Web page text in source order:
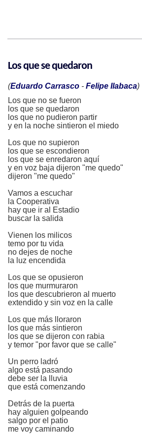
Los que se quedaron
(Eduardo Carrasco - Felipe Ilabaca)
Los que no se fueron
los que se quedaron
los que no pudieron partir
y en la noche sintieron el miedo
Los que no supieron
los que se escondieron
los que se enredaron aquí
y en voz baja dijeron "me quedo"
dijeron "me quedo"
Vamos a escuchar
la Cooperativa
hay que ir al Estadio
buscar la salida
Vienen los milicos
temo por tu vida
no dejes de noche
la luz encendida
Los que se opusieron
los que murmuraron
los que descubrieron al muerto
extendido y sin voz en la calle
Los que más lloraron
los que más sintieron
los que se dijeron con rabia
y temor "por favor que se calle"
Un perro ladró
algo está pasando
debe ser la lluvia
que está comenzando
Detrás de la puerta
hay alguien golpeando
salgo por el patio
me voy caminando